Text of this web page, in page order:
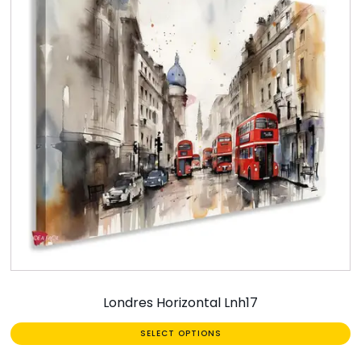
Londres Horizontal Lnh17
SELECT OPTIONS